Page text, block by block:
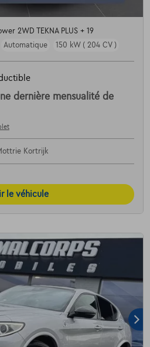
2WD TEKNA PLUS + 19
Automatique 150 kW ( 204 CV )
dernière mensualité de
Kortrijk
le véhicule